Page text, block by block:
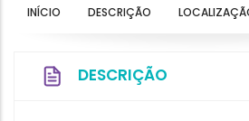
INÍCIO DESCRIÇÃO
DESCRIÇÃO